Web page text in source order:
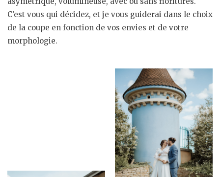
C’est vous qui décidez, et je vous guiderai dans le choix
de la coupe en fonction de vos envies et de votre
morphologie.